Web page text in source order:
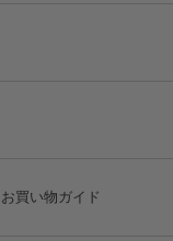
お買い物ガイド